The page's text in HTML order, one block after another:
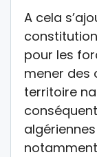
A cela
pour les
mener des
territoire